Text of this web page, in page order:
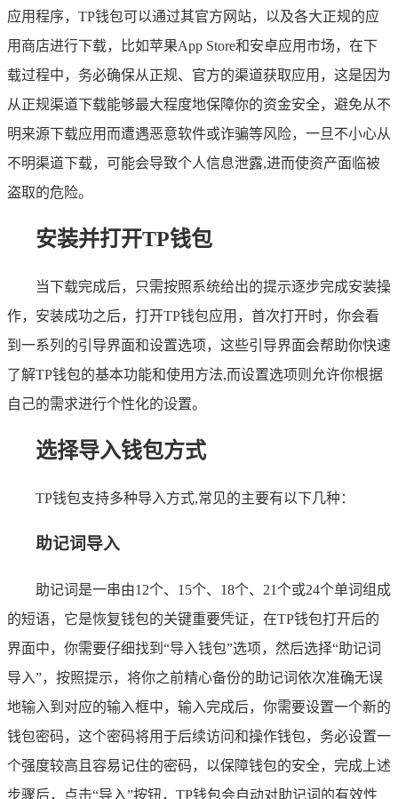
应用程序，TP钱包可以通过其官方网站，以及各大正规的应
用商店进行下载，比如苹果App Store和安卓应用市场，在下
载过程中，务必确保从正规、官方的渠道获取应用，这是因为
从正规渠道下载能够最大程度地保障你的资金安全，避免从不
明来源下载应用而遭遇恶意软件或诈骗等风险，一旦不小心从
不明渠道下载，可能会导致个人信息泄露,进而使资产面临被
盗取的危险。
安装并打开TP钱包
当下载完成后，只需按照系统给出的提示逐步完成安装操
作，安装成功之后，打开TP钱包应用，首次打开时，你会看
到一系列的引导界面和设置选项，这些引导界面会帮助你快速
了解TP钱包的基本功能和使用方法,而设置选项则允许你根据
自己的需求进行个性化的设置。
选择导入钱包方式
TP钱包支持多种导入方式,常见的主要有以下几种：
助记词导入
助记词是一串由12个、15个、18个、21个或24个单词组成
的短语，它是恢复钱包的关键重要凭证，在TP钱包打开后的
界面中，你需要仔细找到“导入钱包”选项，然后选择“助记词
导入”，按照提示，将你之前精心备份的助记词依次准确无误
地输入到对应的输入框中，输入完成后，你需要设置一个新的
钱包密码，这个密码将用于后续访问和操作钱包，务必设置一
个强度较高且容易记住的密码，以保障钱包的安全，完成上述
步骤后，点击“导入”按钮，TP钱包会自动对助记词的有效性